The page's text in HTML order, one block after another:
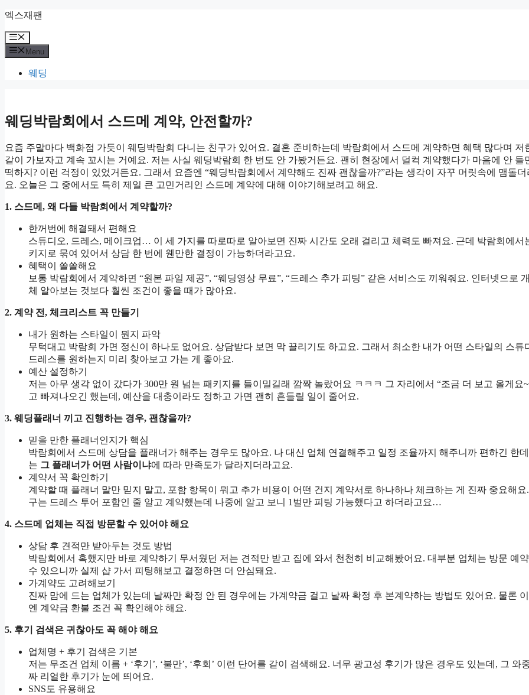
Skip
content
엑스재팬
Menu
Menu
웨딩
웨딩박람회에서 스드메 계약, 안전할까?
요즘 주말마다 백화점 가듯이 웨딩박람회 다니는 친구가 있어요. 결혼 준비하는데 박람회에서 스드메 계약하면 혜택 많다며 저
같이 가보자고 계속 꼬시는 거예요. 저는 사실 웨딩박람회 한 번도 안 가봤거든요. 괜히 현장에서 덜컥 계약했다가 마음에 안 들
떡하지? 이런 걱정이 있었거든요. 그래서 요즘엔 “웨딩박람회에서 계약해도 진짜 괜찮을까?”라는 생각이 자꾸 머릿속에 맴돌더
요. 오늘은 그 중에서도 특히 제일 큰 고민거리인 스드메 계약에 대해 이야기해보려고 해요.
1. 스드메, 왜 다들 박람회에서 계약할까?
한꺼번에 해결돼서 편해요
스튜디오, 드레스, 메이크업… 이 세 가지를 따로따로 알아보면 진짜 시간도 오래 걸리고 체력도 빠져요. 근데 박람회에서
키지로 묶여 있어서 상담 한 번에 웬만한 결정이 가능하더라고요.
혜택이 쏠쏠해요
보통 박람회에서 계약하면 “원본 파일 제공”, “웨딩영상 무료”, “드레스 추가 피팅” 같은 서비스도 끼워줘요. 인터넷으로
체 알아보는 것보다 훨씬 조건이 좋을 때가 많아요.
2. 계약 전, 체크리스트 꼭 만들기
내가 원하는 스타일이 뭔지 파악
무턱대고 박람회 가면 정신이 하나도 없어요. 상담받다 보면 막 끌리기도 하고요. 그래서 최소한 내가 어떤 스타일의 스튜
드레스를 원하는지 미리 찾아보고 가는 게 좋아요.
예산 설정하기
저는 아무 생각 없이 갔다가 300만 원 넘는 패키지를 들이밀길래 깜짝 놀랐어요 ㅋㅋㅋ 그 자리에서 “조금 더 보고 올게요
고 빠져나오긴 했는데, 예산을 대충이라도 정하고 가면 괜히 흔들릴 일이 줄어요.
3. 웨딩플래너 끼고 진행하는 경우, 괜찮을까?
믿을 만한 플래너인지가 핵심
박람회에서 스드메 상담을 플래너가 해주는 경우도 많아요. 나 대신 업체 연결해주고 일정 조율까지 해주니까 편하긴 한데
는 그 플래너가 어떤 사람이냐에 따라 만족도가 달라지더라고요.
계약서 꼭 확인하기
계약할 때 플래너 말만 믿지 말고, 포함 항목이 뭐고 추가 비용이 어떤 건지 계약서로 하나하나 체크하는 게 진짜 중요해요
구는 드레스 투어 포함인 줄 알고 계약했는데 나중에 알고 보니 1벌만 피팅 가능했다고 하더라고요…
4. 스드메 업체는 직접 방문할 수 있어야 해요
상담 후 견적만 받아두는 것도 방법
박람회에서 혹했지만 바로 계약하기 무서웠던 저는 견적만 받고 집에 와서 천천히 비교해봤어요. 대부분 업체는 방문 예
수 있으니까 실제 샵 가서 피팅해보고 결정하면 더 안심돼요.
가계약도 고려해보기
진짜 맘에 드는 업체가 있는데 날짜만 확정 안 된 경우에는 가계약금 걸고 날짜 확정 후 본계약하는 방법도 있어요. 물론
엔 계약금 환불 조건 꼭 확인해야 해요.
5. 후기 검색은 귀찮아도 꼭 해야 해요
업체명 + 후기 검색은 기본
저는 무조건 업체 이름 + ‘후기’, ‘불만’, ‘후회’ 이런 단어를 같이 검색해요. 너무 광고성 후기가 많은 경우도 있는데, 그 와
짜 리얼한 후기가 눈에 띄어요.
SNS도 유용해요